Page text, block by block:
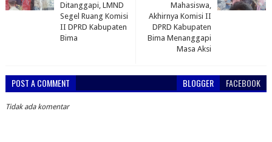
Mahasiswa,
Akhirnya Komisi II
DPRD Kabupaten
Bima Menanggapi
Masa Aksi
Ditanggapi, LMND
Segel Ruang Komisi
II DPRD Kabupaten
Bima
POST A COMMENT BLOGGER FACEBOOK
Tidak ada komentar